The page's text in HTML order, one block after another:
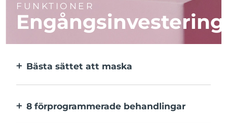
FUNKTIONER
Engångsinvestering
Bästa sättet att maska
8 förprogrammerade behandlingar